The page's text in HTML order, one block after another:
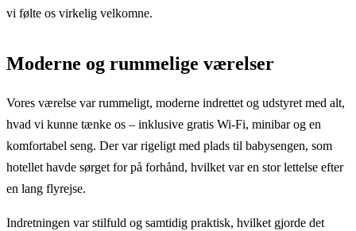
vi følte os virkelig velkomne.
Moderne og rummelige værelser
Vores værelse var rummeligt, moderne indrettet og udstyret med alt,
hvad vi kunne tænke os – inklusive gratis Wi-Fi, minibar og en
komfortabel seng. Der var rigeligt med plads til babysengen, som
hotellet havde sørget for på forhånd, hvilket var en stor lettelse efter
en lang flyrejse.
Indretningen var stilfuld og samtidig praktisk, hvilket gjorde det